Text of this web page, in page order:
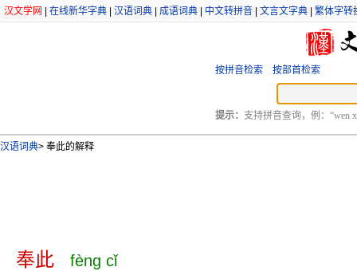
汉文学网 在线新华字典 汉语词典 成语词典 中文转拼音 文言文字典 繁体字转
按拼音检索 按部首检索
提示： 支持拼音查询，例：“wen
汉语词典> 奉此的解释
奉此 fèng cǐ